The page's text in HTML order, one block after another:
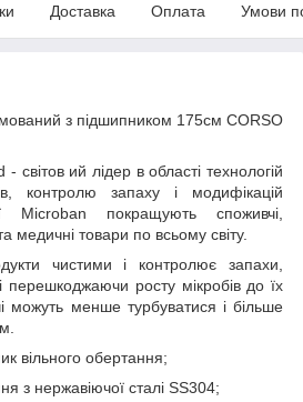
Доставка Оплата Умови
з підшипником 175см CORSO
ий лідер в області технологій
контролю запаху і модифікацій
Microban покращують споживчі,
медичні товари по всьому світу.
чистими і контролює запахи,
перешкоджаючи росту мікробів до їх
можуть менше турбуватися і більше
вільного обертання;
з нержавіючої сталі SS304;